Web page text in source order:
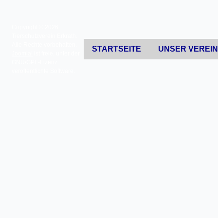
STARTSEITE UNSER VEREIN